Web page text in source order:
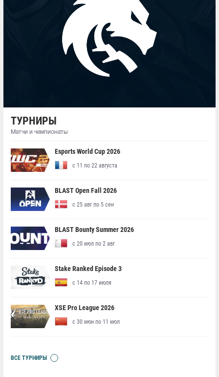
ТУРНИРЫ
Матчи и чемпионаты
Esports World Cup 2026
с 11 по 22 августа
BLAST Open Fall 2026
с 25 авг по 5 сен
BLAST Bounty Summer 2026
с 20 июл по 2 авг
Stake Ranked Episode 3
с 14 по 17 июля
XSE Pro League 2026
с 30 июн по 11 июл
ВСЕ ТУРНИРЫ